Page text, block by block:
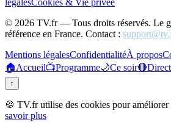
légalesCookies & Vie privée
© 2026 TV.fr — Tous droits réservés. Le
référence en France. Contact :
Mentions légalesConfidentialitéÀ propos
🏠Accueil📺Programme🌙Ce soir🔴Direct
↑
🍪 TV.fr utilise des cookies pour améliorer
savoir plus